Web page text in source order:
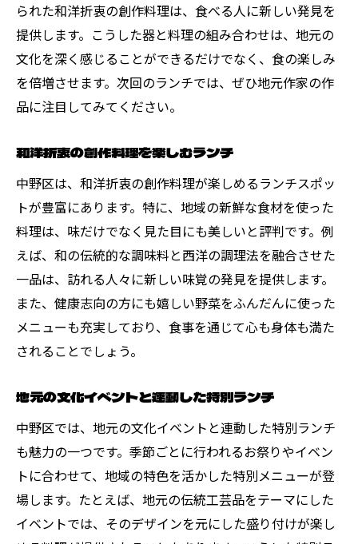
られた和洋折衷の創作料理は、食べる人に新しい発見を
提供します。こうした器と料理の組み合わせは、地元の
文化を深く感じることができるだけでなく、食の楽しみ
を倍増させます。次回のランチでは、ぜひ地元作家の作
品に注目してみてください。
和洋折衷の創作料理を楽しむランチ
中野区は、和洋折衷の創作料理が楽しめるランチスポッ
トが豊富にあります。特に、地域の新鮮な食材を使った
料理は、味だけでなく見た目にも美しいと評判です。例
えば、和の伝統的な調味料と西洋の調理法を融合させた
一品は、訪れる人々に新しい味覚の発見を提供します。
また、健康志向の方にも嬉しい野菜をふんだんに使った
メニューも充実しており、食事を通じて心も身体も満た
されることでしょう。
地元の文化イベントと連動した特別ランチ
中野区では、地元の文化イベントと連動した特別ランチ
も魅力の一つです。季節ごとに行われるお祭りやイベン
トに合わせて、地域の特色を活かした特別メニューが登
場します。たとえば、地元の伝統工芸品をテーマにした
イベントでは、そのデザインを元にした盛り付けが楽し